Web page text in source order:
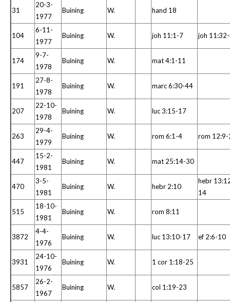
31
20-3-
1977
Buining W. hand 18
104
6-11-
1977
Buining W. joh 11:1-7 joh
174
9-7-
1978
Buining W. mat 4:1-11
191
27-8-
1978
Buining W. marc 6:30-44
207
22-10-
1978
Buining W. luc 3:15-17
263
29-4-
1979
Buining W. rom 6:1-4 rom
447
15-2-
1981
Buining W. mat 25:14-30
470
3-5-
1981
Buining W. hebr 2:10
hebr
14
515
18-10-
1981
Buining W. rom 8:11
3872
4-4-
1976
Buining W. luc 13:10-17 ef 2:6-10
3931
24-10-
1976
Buining W. 1 cor 1:18-25
5857
26-2-
1967
Buining W. col 1:19-23